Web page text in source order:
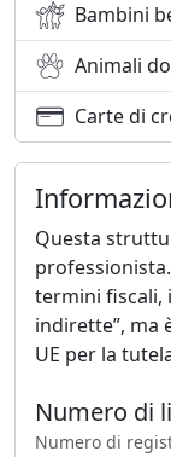
Bambini
Animali
Carte di
Questa
termini fiscali,
indirette”, ma
UE per la
Numero di
Numero di